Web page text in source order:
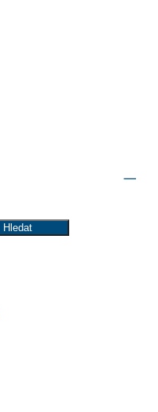
Hledat
|